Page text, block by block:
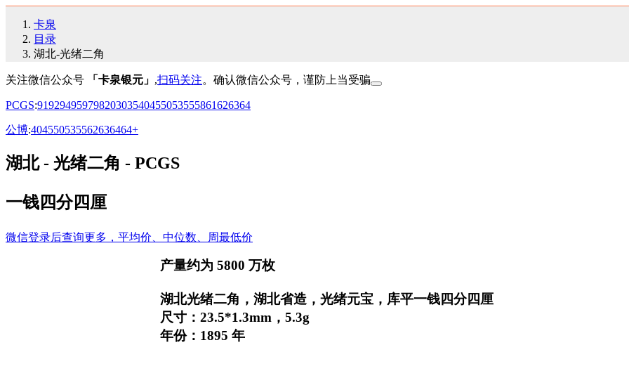
卡泉
目录
湖北-光绪二角
关注微信公众号 「卡泉银元」 ,扫码关注。确认微信公众号，谨防上当受骗
PCGS:91929495979820303540455053555861626364
公博:404550535562636464+
湖北 - 光绪二角 - PCGS
一钱四分四厘
微信登录后查询更多，平均价、中位数、周最低价
产量约为 5800 万枚
湖北光绪二角，湖北省造，光绪元宝，库平一钱四分四厘
尺寸：23.5*1.3mm，5.3g
年份：1895 年